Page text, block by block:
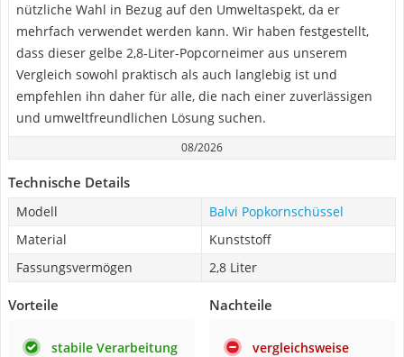
nützliche Wahl in Bezug auf den Umweltaspekt, da er
mehrfach verwendet werden kann. Wir haben festgestellt,
dass dieser gelbe 2,8-Liter-Popcorneimer aus unserem
Vergleich sowohl praktisch als auch langlebig ist und
empfehlen ihn daher für alle, die nach einer zuverlässigen
und umweltfreundlichen Lösung suchen.
08/2026
Technische Details
Modell
Balvi Popkornschüssel
Material
Kunststoff
Fassungsvermögen
2,8 Liter
Vorteile
stabile Verarbeitung
Nachteile
vergleichsweise